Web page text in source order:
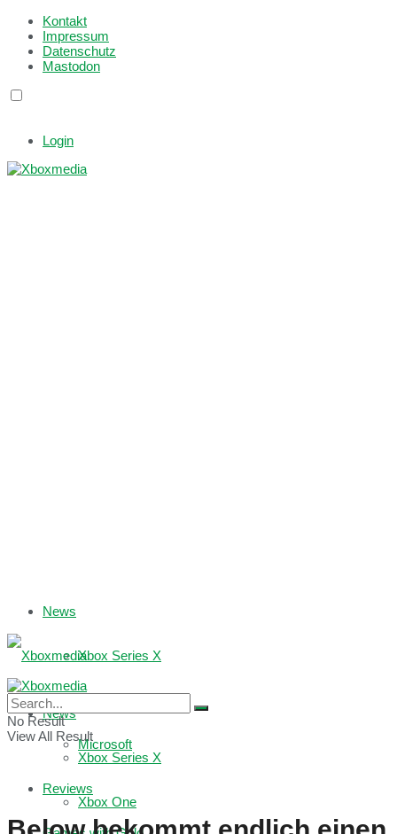
Kontakt
Impressum
Datenschutz
Mastodon
Login
News
Xbox Series X
Microsoft
Reviews
News
Xbox Series X
Xbox One
No Result
View All Result